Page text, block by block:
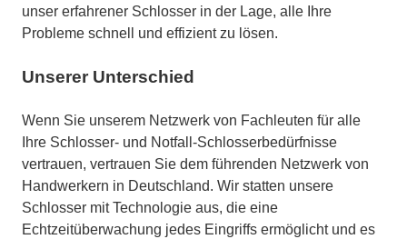
unser erfahrener Schlosser in der Lage, alle Ihre
Probleme schnell und effizient zu lösen.
Unserer Unterschied
Wenn Sie unserem Netzwerk von Fachleuten für alle
Ihre Schlosser- und Notfall-Schlosserbedürfnisse
vertrauen, vertrauen Sie dem führenden Netzwerk von
Handwerkern in Deutschland. Wir statten unsere
Schlosser mit Technologie aus, die eine
Echtzeitüberwachung jedes Eingriffs ermöglicht und es